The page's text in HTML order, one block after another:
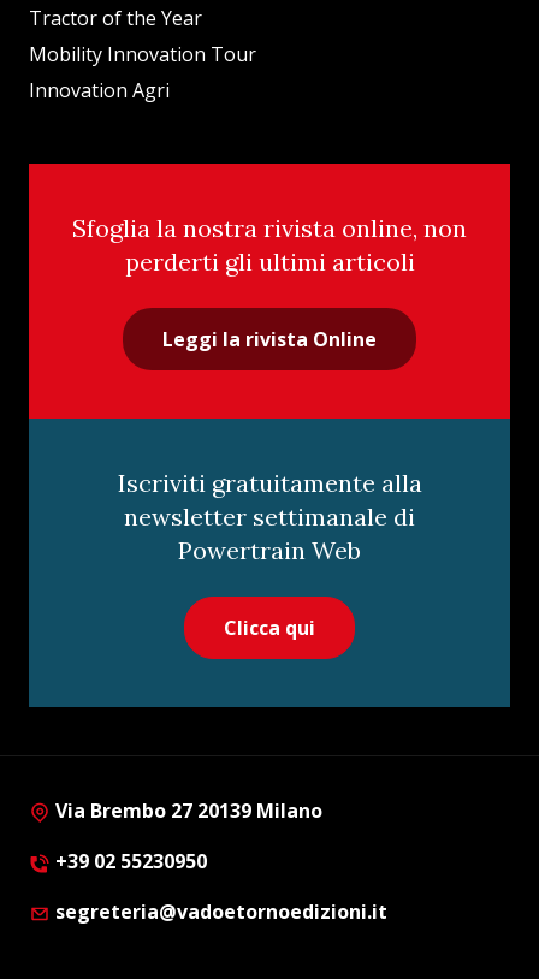
Tractor of the Year
Mobility Innovation Tour
Innovation Agri
Sfoglia la nostra rivista online, non
perderti gli ultimi articoli
Leggi la rivista Online
Iscriviti gratuitamente alla
newsletter settimanale di
Powertrain Web
Clicca qui
Via Brembo 27 20139 Milano
+39 02 55230950
segreteria@vadoetornoedizioni.it